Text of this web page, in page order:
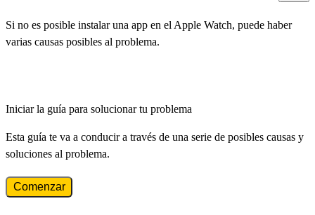
Si no es posible instalar una app en el Apple Watch, puede haber
varias causas posibles al problema.
Iniciar la guía para solucionar tu problema
Esta guía te va a conducir a través de una serie de posibles causas y
soluciones al problema.
Comenzar